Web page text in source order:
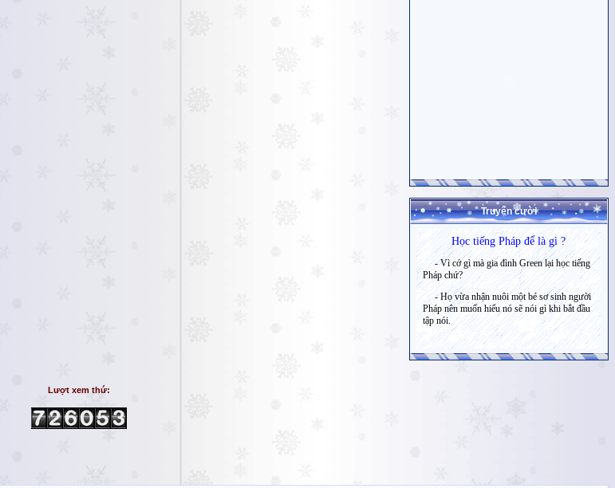
Truyện cười
Lượt xem thứ: